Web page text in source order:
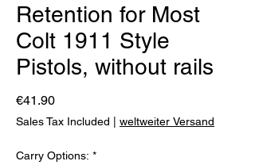
Retention for Most
Colt 1911 Style
Pistols, without rails
€41.90Price
Sales Tax Included weltweiter Versand
Carry Options: *